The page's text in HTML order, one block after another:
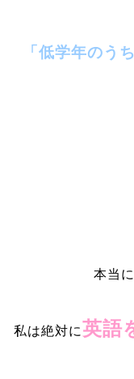
「低学年のう
本当
私は絶対に 英語